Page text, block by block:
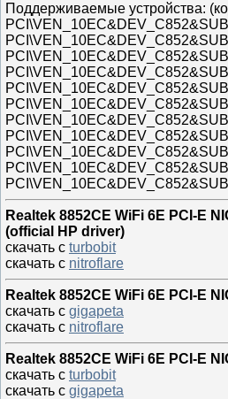
Поддерживаемые устройства:
Realtek 8852CE WiFi 6E PCI-E
(official HP driver)
скачать с turbobit
скачать с nitroflare
Realtek 8852CE WiFi 6E PCI-E
скачать с gigapeta
скачать с nitroflare
Realtek 8852CE WiFi 6E PCI-E
скачать с turbobit
скачать с gigapeta